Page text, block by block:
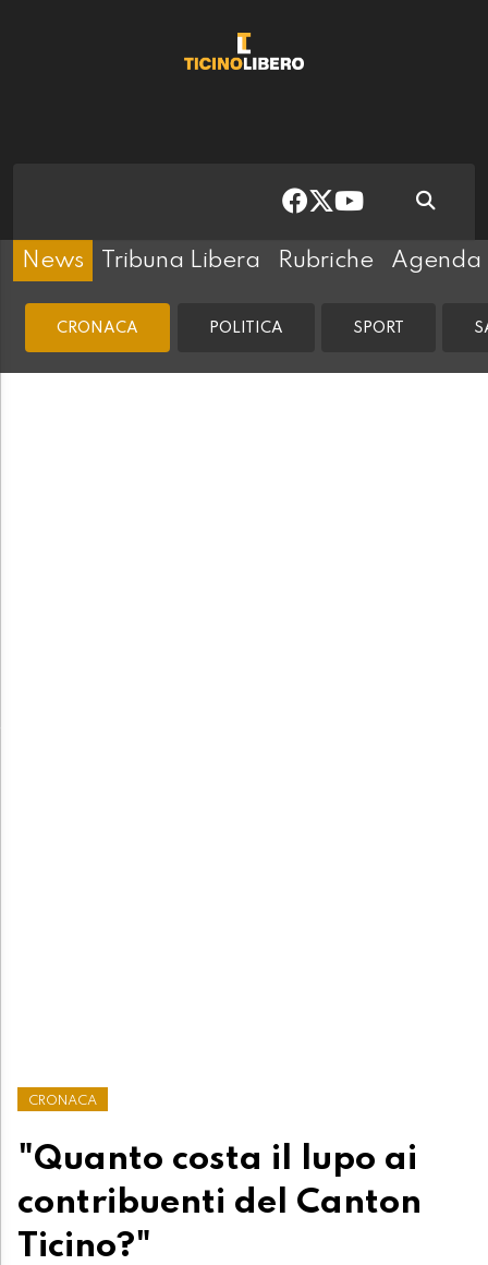
News Tribuna Libera Rubriche Agenda
CRONACA POLITICA SPORT
CRONACA
"Quanto costa il lupo ai
contribuenti del Canton
Ticino?"